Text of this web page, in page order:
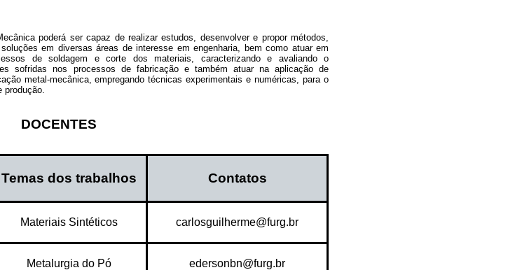
poderá ser capaz de realizar estudos, desenvolver e propor métodos,
em diversas áreas de interesse em engenharia, bem como atuar em
de soldagem e corte dos materiais, caracterizando e avaliando o
sofridas nos processos de fabricação e também atuar na aplicação de
metal-mecânica, empregando técnicas experimentais e numéricas, para o
produção.
DOCENTES
Temas dos trabalhos Contatos
Materiais Sintéticos carlosguilherme@furg.br
Metalurgia do Pó edersonbn@furg.br